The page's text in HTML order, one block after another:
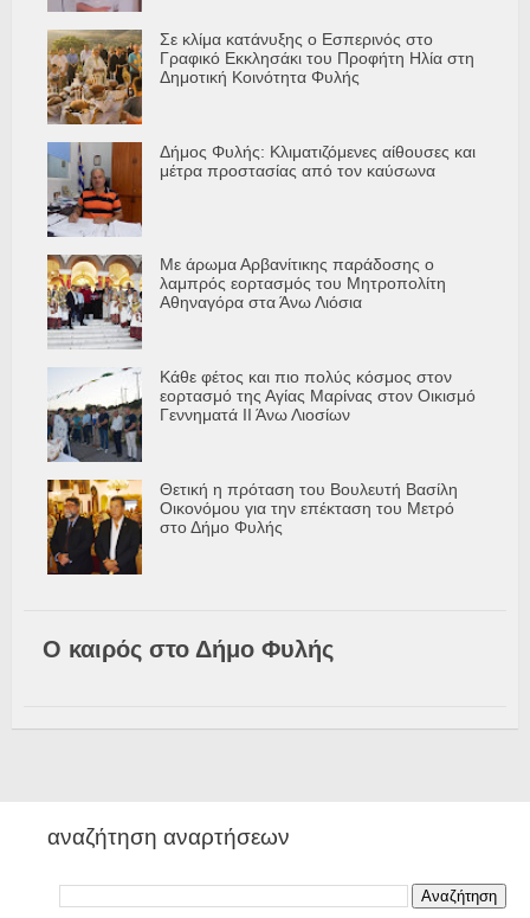
Σε κλίμα κατάνυξης ο Εσπερινός στο
Γραφικό Εκκλησάκι του Προφήτη Ηλία στη
Δημοτική Κοινότητα Φυλής
Δήμος Φυλής: Κλιματιζόμενες αίθουσες και
μέτρα προστασίας από τον καύσωνα
Με άρωμα Αρβανίτικης παράδοσης ο
λαμπρός εορτασμός του Μητροπολίτη
Αθηναγόρα στα Άνω Λιόσια
Κάθε φέτος και πιο πολύς κόσμος στον
εορτασμό της Αγίας Μαρίνας στον Οικισμό
Γεννηματά ΙΙ Άνω Λιοσίων
Θετική η πρόταση του Βουλευτή Βασίλη
Οικονόμου για την επέκταση του Μετρό
στο Δήμο Φυλής
Ο καιρός στο Δήμο Φυλής
αναζήτηση αναρτήσεων